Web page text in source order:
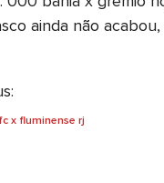
ainda não
x fluminense rj